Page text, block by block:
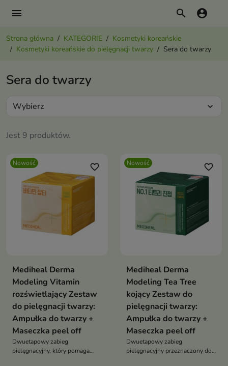
menu search account_circle
Strona główna KATEGORIE
Kosmetyki koreańskie
Kosmetyki koreańskie do pielęgnacji twarzy
Sera do twarzy
Sera do twarzy
Jest 9 produktów.
Wybierz expand_more
Nowość favorite_border
Mediheal Derma
Modeling Vitamin
rozświetlający Zestaw
do pielęgnacji twarzy:
Ampułka do twarzy +
Maseczka peel off
Dwuetapowy zabieg
pielęgnacyjny, który pomaga
Nowość favorite_border
Mediheal Derma
Modeling Tea Tree
kojący Zestaw do
pielęgnacji twarzy:
Ampułka do twarzy +
Maseczka peel off
Dwuetapowy zabieg
pielęgnacyjny przeznaczony do